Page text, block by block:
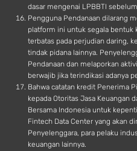
dasar mengenai LPBBTI
Pengguna Pendanaan dilarang
platform ini untuk segala bentuk
terbatas pada perjudian daring,
tindak pidana lainnya.
Pendanaan dan melaporkan
berwajib jika terindikasi adanya
Bahwa catatan kredit Penerima
kepada Otoritas Jasa Keuangan
Bersama Indonesia untuk
Fintech Data Center yang akan
Penyelenggara, para pelaku
keuangan lainnya.